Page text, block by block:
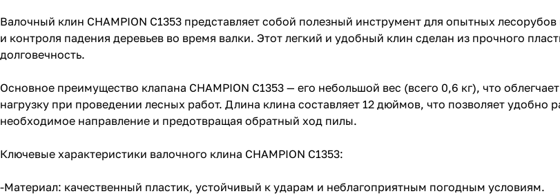
Валочный клин CHAMPION C1353 представляет собой полезный инструмент для опытных
и контроля падения деревьев во время валки. Этот легкий и удобный клин сделан из прочного
долговечность.
Основное преимущество клапана CHAMPION C1353 — его небольшой вес (всего 0,6 кг), что
нагрузку при проведении лесных работ. Длина клина составляет 12 дюймов, что позволяет удобно
необходимое направление и предотвращая обратный ход пилы.
Ключевые характеристики валочного клина CHAMPION C1353:
-Материал: качественный пластик, устойчивый к ударам и неблагоприятным погодным условиям.